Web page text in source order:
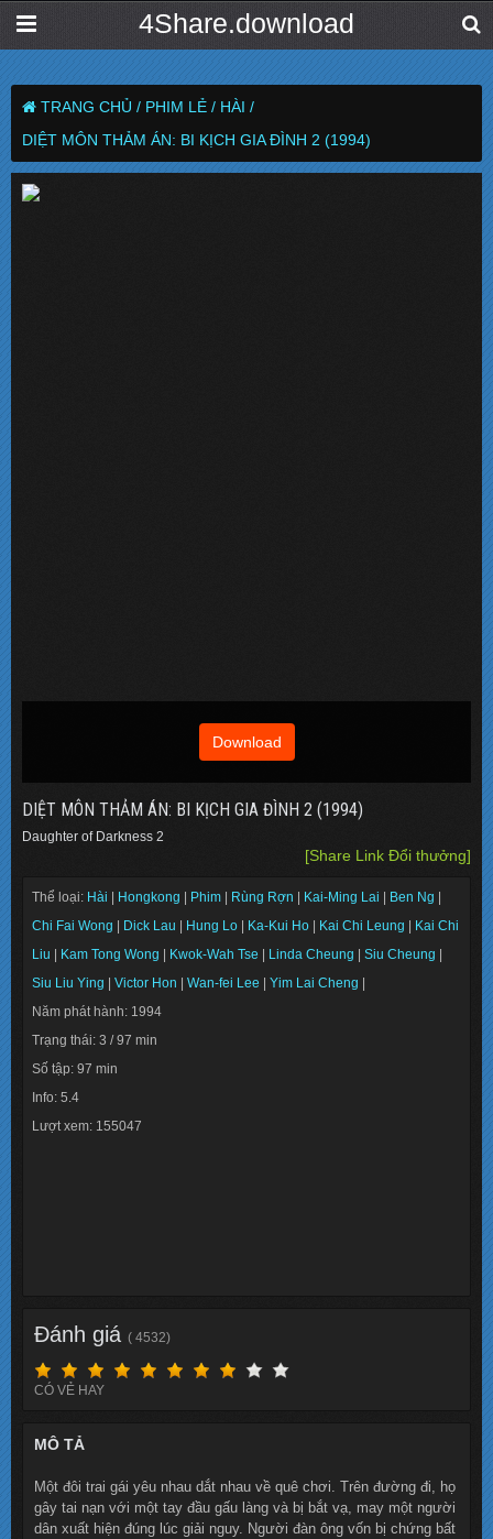
4Share.download
TRANG CHỦ / PHIM LẺ / HÀI /
DIỆT MÔN THẢM ÁN: BI KỊCH GIA ĐÌNH 2 (1994)
Download
DIỆT MÔN THẢM ÁN: BI KỊCH GIA ĐÌNH 2 (1994)
Daughter of Darkness 2
[Share Link Đổi thưởng]
Thể loại: Hài Hongkong Phim Rùng Rợn Kai-Ming Lai Ben Ng
Chi Fai Wong
Dick Lau Hung Lo Ka-Kui Ho Kai Chi Leung
Kai Chi
Liu
Kam Tong Wong Kwok-Wah Tse Linda Cheung Siu Cheung
Siu Liu Ying
Victor Hon Wan-fei Lee Yim Lai Cheng
Năm phát hành: 1994
Trạng thái: 3 / 97 min
Số tập: 97 min
Info: 5.4
Lượt xem: 155047
Đánh giá ( 4532)
CÓ VẺ HAY
MÔ TẢ
Một đôi trai gái yêu nhau dắt nhau về quê chơi. Trên đường đi, họ
gây tai nạn với một tay đầu gấu làng và bị bắt vạ, may một người
dân xuất hiện đúng lúc giải nguy. Người đàn ông vốn bị chứng bất